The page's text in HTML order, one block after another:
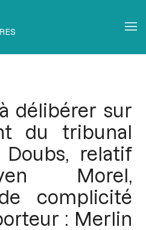
délibérer sur
du tribunal
relatif
Morel,
complicité
: Merlin